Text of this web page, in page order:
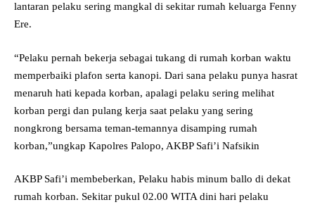
lantaran pelaku sering mangkal di sekitar rumah keluarga Fenny
Ere.
“Pelaku pernah bekerja sebagai tukang di rumah korban waktu
memperbaiki plafon serta kanopi. Dari sana pelaku punya hasrat
menaruh hati kepada korban, apalagi pelaku sering melihat
korban pergi dan pulang kerja saat pelaku yang sering
nongkrong bersama teman-temannya disamping rumah
korban,”ungkap Kapolres Palopo, AKBP Safi’i Nafsikin
AKBP Safi’i membeberkan, Pelaku habis minum ballo di dekat
rumah korban. Sekitar pukul 02.00 WITA dini hari pelaku